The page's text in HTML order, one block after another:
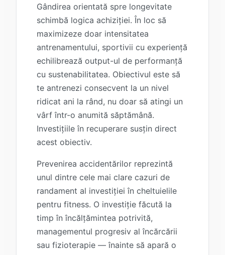
Gândirea orientată spre longevitate
schimbă logica achiziției. În loc să
maximizeze doar intensitatea
antrenamentului, sportivii cu experiență
echilibrează output-ul de performanță
cu sustenabilitatea. Obiectivul este să
te antrenezi consecvent la un nivel
ridicat ani la rând, nu doar să atingi un
vârf într-o anumită săptămână.
Investițiile în recuperare susțin direct
acest obiectiv.
Prevenirea accidentărilor reprezintă
unul dintre cele mai clare cazuri de
randament al investiției în cheltuielile
pentru fitness. O investiție făcută la
timp în încălțămintea potrivită,
managementul progresiv al încărcării
sau fizioterapie — înainte să apară o